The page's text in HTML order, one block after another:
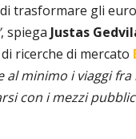
trasformare gli
, spiega Justas
ricerche di mercato
minimo i viaggi
con i mezzi